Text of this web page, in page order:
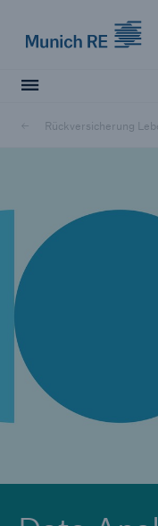
Rückversicherung
Versicherer
Unsere
Our expert